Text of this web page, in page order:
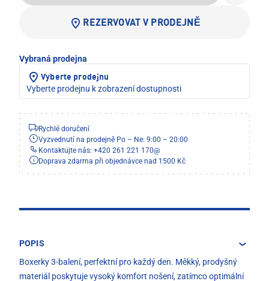
REZERVOVAT V PRODEJNĚ
Vybraná prodejna
Vyberte prodejnu
Vyberte prodejnu k zobrazení dostupnosti
Rychlé doručení
Vyzvednutí na prodejně Po – Ne: 9:00 – 20:00
Kontaktujte nás: +420 261 221 170@
Doprava zdarma při objednávce nad 1500 Kč
POPIS
Boxerky 3-balení, perfektní pro každý den. Měkký, prodyšný
materiál poskytuje vysoký komfort nošení, zatímco optimální